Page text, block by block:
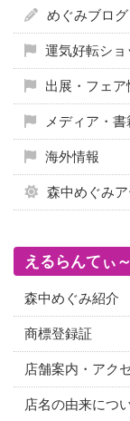
めぐみブログ
運気好転シ
出展・フェア
メディア・
海外情報
森中めぐみ
えるらんてぃ
森中めぐみ紹介
商標登録証
店舗案内・アク
店名の由来につ